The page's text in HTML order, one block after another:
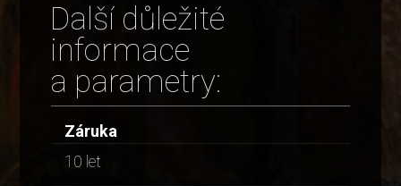
Další důležité
informace
a parametry:
Záruka
10 let